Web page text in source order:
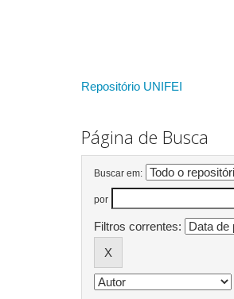
Repositório UNIFEI
Página de Busca
Buscar em:
por
Filtros correntes: